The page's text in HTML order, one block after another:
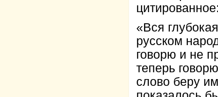
«Вся
русском
говорю и не
теперь
слово беру